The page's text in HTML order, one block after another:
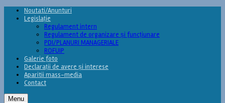
Noutati/Anunturi
Legislație
Regulament intern
Regulament de organizare și funcțiunare
PDI/PLANURI MANAGERIALE
ROFUIP
Galerie foto
Declarații de avere și interese
Aparitii mass-media
Contact
Menu